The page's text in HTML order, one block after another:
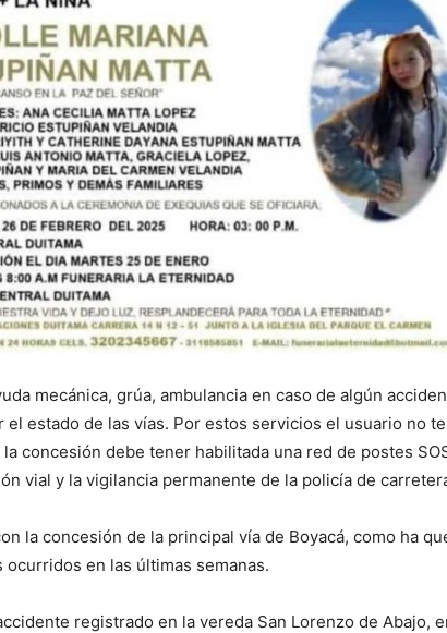
mecánica, grúa, ambulancia en caso de algún
estado de las vías. Por estos servicios el usuario no
concesión debe tener habilitada una red de postes
vial y la vigilancia permanente de la policía de
la concesión de la principal vía de Boyacá, como ha
en las últimas semanas.
registrado en la vereda San Lorenzo de Abajo,